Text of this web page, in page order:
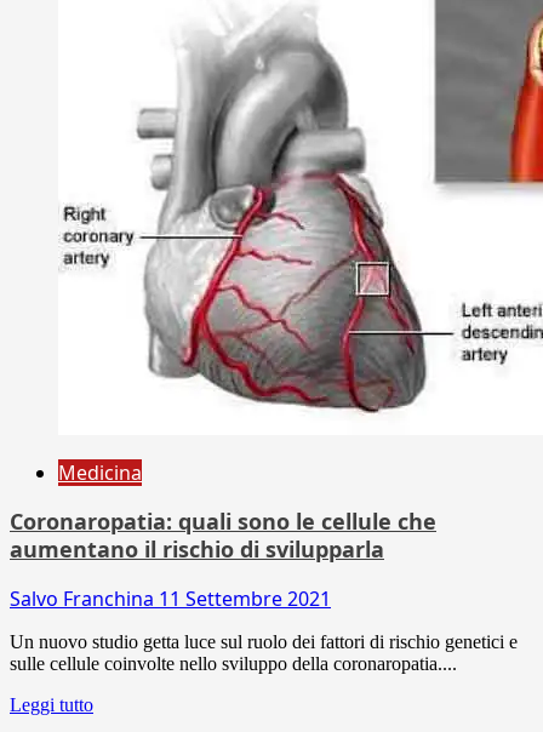
Medicina
Coronaropatia: quali sono le cellule che
aumentano il rischio di svilupparla
Salvo Franchina 11 Settembre 2021
Un nuovo studio getta luce sul ruolo dei fattori di rischio genetici e
sulle cellule coinvolte nello sviluppo della coronaropatia....
Leggi tutto